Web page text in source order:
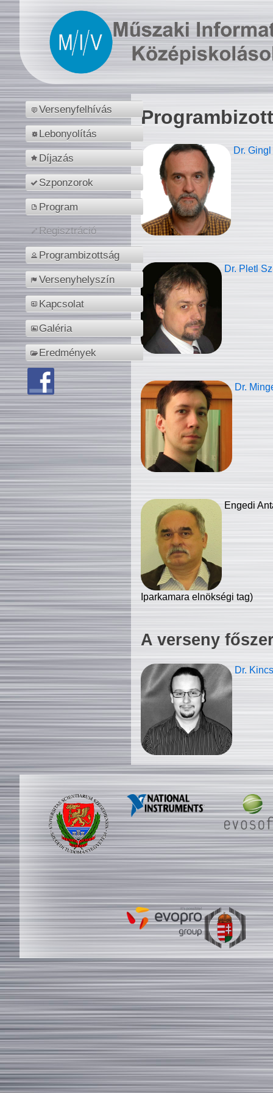
Versenyfelhívás
Lebonyolítás
Díjazás
Szponzorok
Program
Regisztráció
Programbizottság
Versenyhelyszín
Kapcsolat
Galéria
Eredmények
Dr.
Dr. Pletl
Dr.
Engedi
Iparkamara elnökségi tag)
A verseny
Dr.